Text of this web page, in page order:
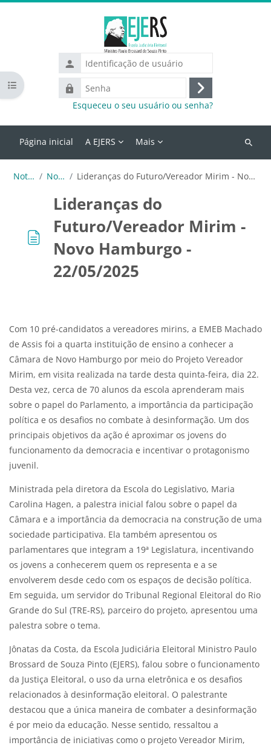
Identificação
de
usuário
Senha
Acessar
Esqueceu o seu usuário ou senha?
Página inicial A EJERS Mais
Buscar
Abrir índice do curso
Notícias Notícias Lideranças do Futuro/Vereador Mirim - Novo Hamburgo - 22/05/2025
Lideranças do
Futuro/Vereador Mirim -
Novo Hamburgo -
22/05/2025
Blocos
Com 10 pré-candidatos a vereadores mirins, a EMEB Machado
de Assis foi a quarta instituição de ensino a conhecer a
Câmara de Novo Hamburgo por meio do Projeto Vereador
Mirim, em visita realizada na tarde desta quinta-feira, dia 22.
Desta vez, cerca de 70 alunos da escola aprenderam mais
sobre o papel do Parlamento, a importância da participação
política e os desafios no combate à desinformação. Um dos
principais objetivos da ação é aproximar os jovens do
funcionamento da democracia e incentivar o protagonismo
juvenil.
Ministrada pela diretora da Escola do Legislativo, Maria
Carolina Hagen, a palestra inicial falou sobre o papel da
Câmara e a importância da democracia na construção de uma
sociedade participativa. Ela também apresentou os
parlamentares que integram a 19ª Legislatura, incentivando
os jovens a conhecerem quem os representa e a se
envolverem desde cedo com os espaços de decisão política.
Em seguida, um servidor do Tribunal Regional Eleitoral do Rio
Grande do Sul (TRE-RS), parceiro do projeto, apresentou uma
palestra sobre o tema.
Jônatas da Costa, da Escola Judiciária Eleitoral Ministro Paulo
Brossard de Souza Pinto (EJERS), falou sobre o funcionamento
da Justiça Eleitoral, o uso da urna eletrônica e os desafios
relacionados à desinformação eleitoral. O palestrante
destacou que a única maneira de combater a desinformação
é por meio da educação. Nesse sentido, ressaltou a
importância de iniciativas como o projeto Vereador Mirim,